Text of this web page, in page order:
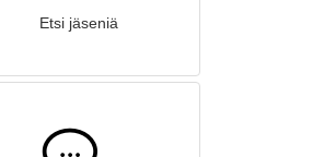
Etsi jäseniä